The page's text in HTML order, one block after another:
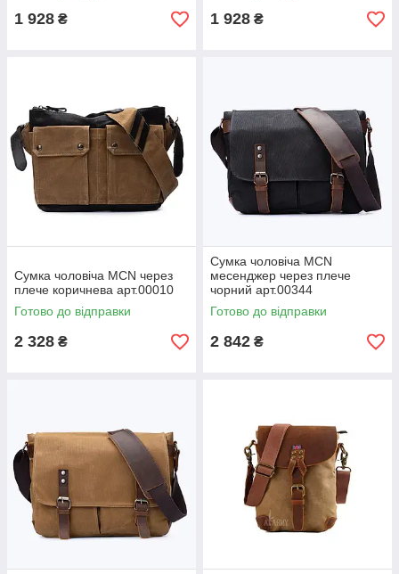
1 928 ₴ 1 928 ₴
Сумка чоловіча MCN через
плече коричнева арт.00010
Готово до відправки
2 328 ₴
Сумка чоловіча MCN
месенджер через плече
чорний арт.00344
Готово до відправки
2 842 ₴